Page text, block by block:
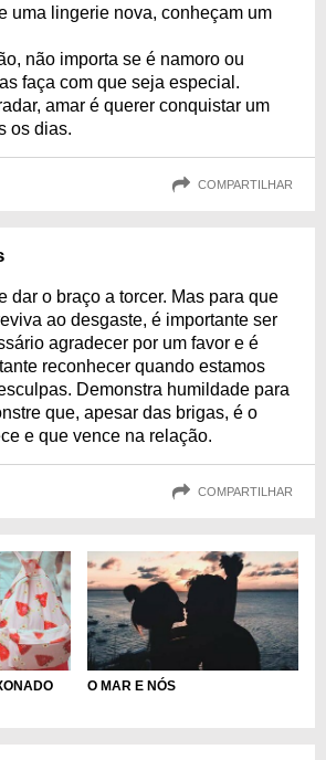
uma lingerie nova, conheçam um
não importa se é namoro ou
faça com que seja especial.
amar é querer conquistar um
os dias.
COMPARTILHAR
dar o braço a torcer. Mas para que
ao desgaste, é importante ser
agradecer por um favor e é
reconhecer quando estamos
Demonstra humildade para
que, apesar das brigas, é o
e que vence na relação.
COMPARTILHAR
O MAR E NÓS